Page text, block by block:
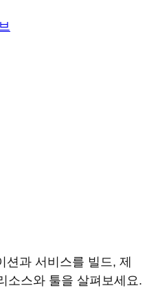
과 서비스를 빌드, 제
소스와 툴을 살펴보세요.